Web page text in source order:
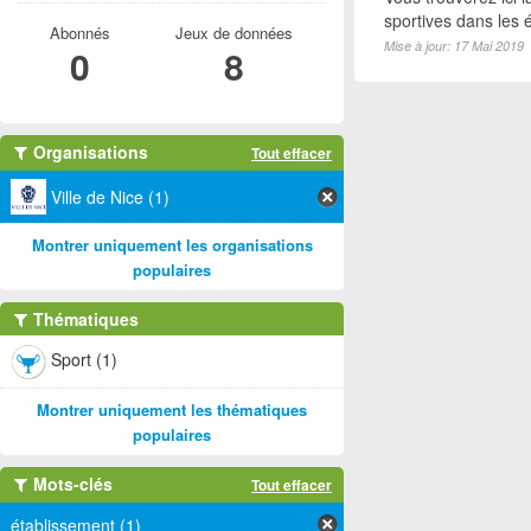
sportives dans les
Mise à jour: 17 Mai 2019
Abonnés
0
Jeux de données
8
Organisations Tout effacer
Ville de Nice (1)
Montrer uniquement les organisations
populaires
Thématiques
Sport (1)
Montrer uniquement les thématiques
populaires
Mots-clés Tout effacer
établissement (1)